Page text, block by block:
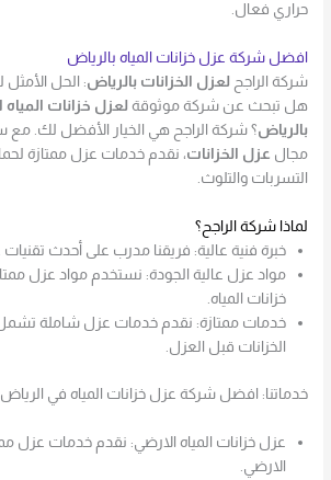
حراري فعال.
افضل شركة عزل خزانات المياه بالرياض
شركة الراجح لعزل الخزانات بالرياض: الحل الأمثل
هل تبحث عن شركة موثوقة لعزل خزانات
بالرياض؟ شركة الراجح هي الخيار الأفضل لك. مع
مجال عزل الخزانات، نقدم خدمات عزل ممتازة
التسربات والتلوث.
لماذا شركة الراجح؟
خبرة فنية عالية: فريقنا مدرب على أحدث تقنيات
مواد عزل عالية الجودة: نستخدم مواد عزل
خزانات المياه.
خدمات ممتازة: نقدم خدمات عزل شاملة
الخزانات قبل العزل.
خدماتنا: افضل شركة عزل خزانات المياه في الرياض
عزل خزانات المياه الارضي: نقدم خدمات عزل
الارضي.